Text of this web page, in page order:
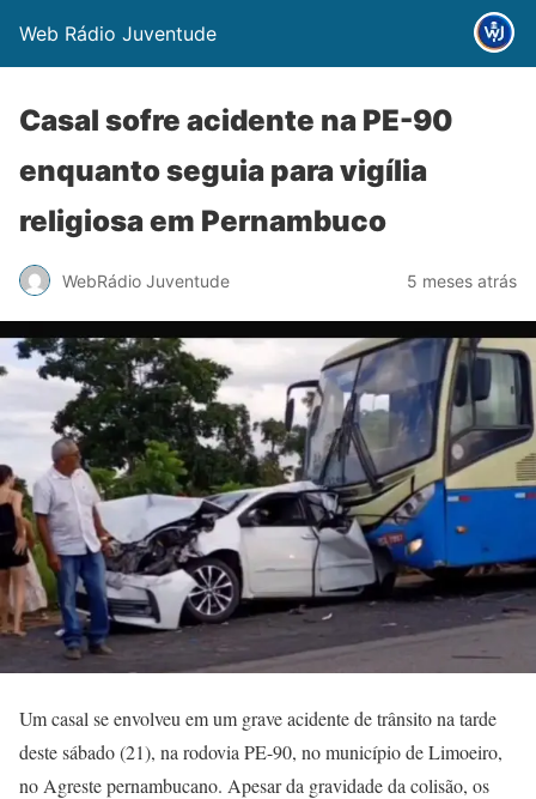
Web Rádio Juventude
Casal sofre acidente na PE-90
enquanto seguia para vigília
religiosa em Pernambuco
WebRádio Juventude 5 meses atrás
Um casal se envolveu em um grave acidente de trânsito na tarde
deste sábado (21), na rodovia PE-90, no município de Limoeiro,
no Agreste pernambucano. Apesar da gravidade da colisão, os